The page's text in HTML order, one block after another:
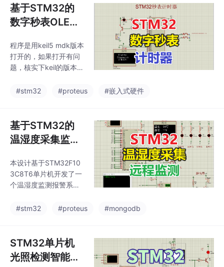
组装即可)程序代码设计
论
节范围20-100Hz，幅
度调节范围10%-10
0%，并通过LCD1602
含完整的仿真电路图、K
eil5编写的C语言程序
（含流程图）、10692
频。资源采用百度网盘
习和
基于STM32的
数字秒表OLED
s仿真+程序代码
+设计报告+讲解
程序是用keil5 mdk版本
打开的，如果打开有问
题，核实下keil的版本。
teus中的单片机，选择h
us仿真+程序代码+设计
报告+讲解视频。2、一
个按键实现开始/暂停/
组成绩；11191字，内
容包括硬件设计、软件
设计、结论等。1、使用
查看历史成绩；设计一
#stm32 #proteus #嵌入式硬件
基于STM32的
温湿度采集监测
proteus仿真
+程序代码+设计
本设计基于STM32F10
3C8T6单片机开发了一
个温湿度监测报警系
能： 通过DHT11传感器
示当前温湿度和预设报
警阈值 支持按键设置温
度/湿度报警阈值（默认
#stm32 #proteus #mongodb
STM32单片机
光照检测智能调